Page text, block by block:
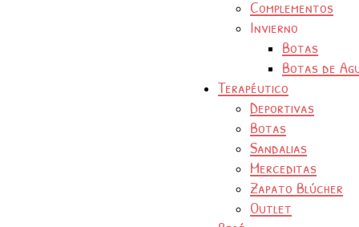
Complementos
Invierno
Botas
Botas de
Terapéutico
Deportivas
Botas
Sandalias
Merceditas
Zapato Blúcher
Outlet